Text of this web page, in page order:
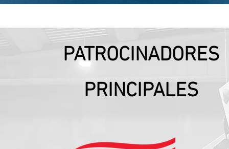
PATROCINADORES
PRINCIPALES